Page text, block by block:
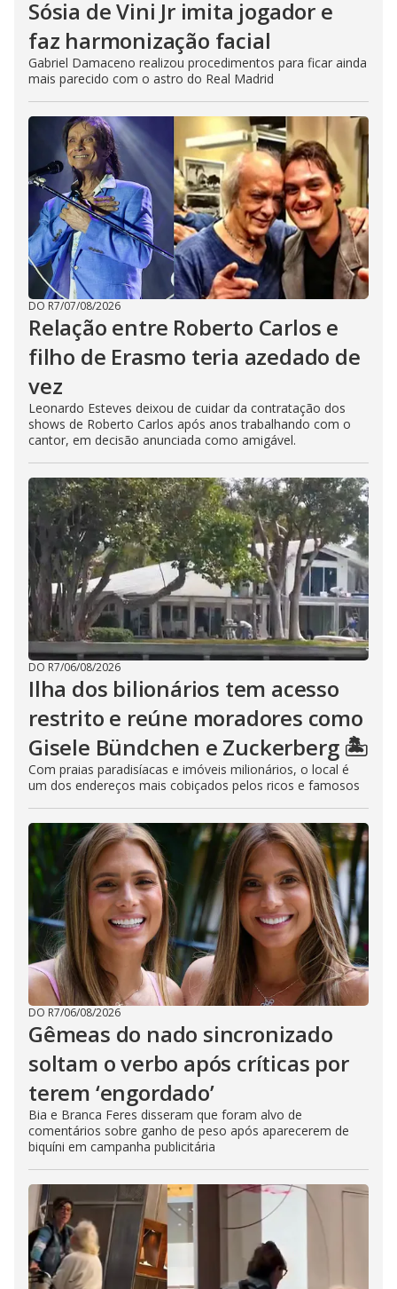
Sósia de Vini Jr imita jogador e
faz harmonização facial
Gabriel Damaceno realizou procedimentos para ficar ainda
mais parecido com o astro do Real Madrid
DO R7/07/08/2026
Relação entre Roberto Carlos e
filho de Erasmo teria azedado de
vez
Leonardo Esteves deixou de cuidar da contratação dos
shows de Roberto Carlos após anos trabalhando com o
cantor, em decisão anunciada como amigável.
DO R7/06/08/2026
Ilha dos bilionários tem acesso
restrito e reúne moradores como
Gisele Bündchen e Zuckerberg 🏝️
Com praias paradisíacas e imóveis milionários, o local é
um dos endereços mais cobiçados pelos ricos e famosos
DO R7/06/08/2026
Gêmeas do nado sincronizado
soltam o verbo após críticas por
terem ‘engordado’
Bia e Branca Feres disseram que foram alvo de
comentários sobre ganho de peso após aparecerem de
biquíni em campanha publicitária